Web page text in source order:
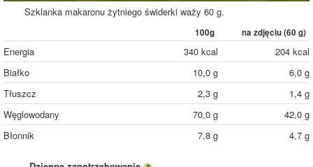
Szklanka makaronu żytniego świderki waży 60 g.
100g na zdjęciu (60 g)
Energia 340 kcal
204 kcal
Białko
10,0 g
6,0 g
Tłuszcz
2,3 g
1,4 g
Węglowodany
70,0 g
42,0 g
Błonnik
7,8 g 4,7 g